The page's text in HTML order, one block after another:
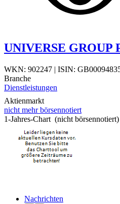
UNIVERSE GROUP
WKN: 902247 | ISIN:
Branche
Dienstleistungen
Aktienmarkt
nicht mehr börsennotiert
1-Jahres-Chart (nicht börsennotiert)
Nachrichten